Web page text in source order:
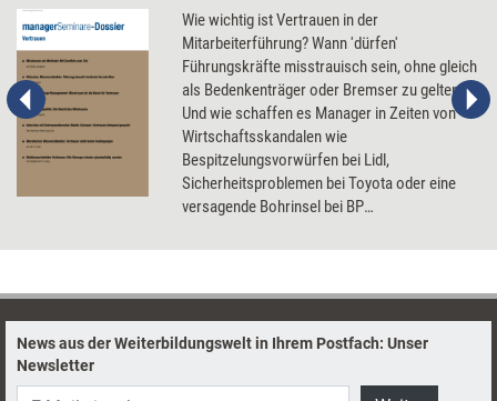
Wie wichtig ist Vertrauen in der
Mitarbeiterführung? Wann 'dürfen'
Führungskräfte misstrauisch sein, ohne gleich
als Bedenkenträger oder Bremser zu gelten?
Und wie schaffen es Manager in Zeiten von
Wirtschaftsskandalen wie
Bespitzelungsvorwürfen bei Lidl,
Sicherheitsproblemen bei Toyota oder eine
versagende Bohrinsel bei BP
wiederzugewinnen? - Unser Dossier zum
Vertrauensforscher Martin Schweer zu Wort
kommen.
News aus der Weiterbildungswelt in Ihrem Postfach: Unser
Newsletter